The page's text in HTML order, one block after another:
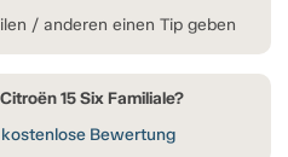
/ anderen einen Tip geben
15 Six Familiale?
Bewertung